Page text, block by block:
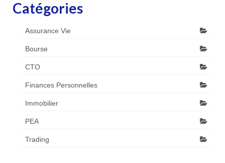
Catégories
Assurance Vie
Bourse
CTO
Finances Personnelles
Immobilier
PEA
Trading